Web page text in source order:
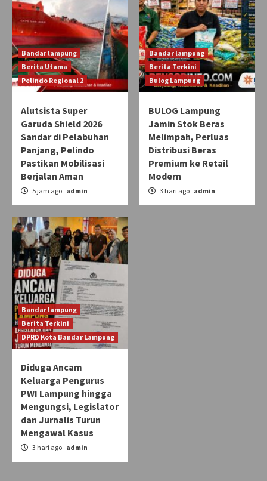
Bandar lampung
Berita Utama
Pelindo Regional 2
Alutsista Super
Garuda Shield 2026
Sandar di Pelabuhan
Panjang, Pelindo
Pastikan Mobilisasi
Berjalan Aman
5 jam ago admin
Bandar lampung
Berita Terkini
Bulog Lampung
BULOG Lampung
Jamin Stok Beras
Melimpah, Perluas
Distribusi Beras
Premium ke Retail
Modern
3 hari ago admin
Bandar lampung
Berita Terkini
DPRD Kota Bandar Lampung
Diduga Ancam
Keluarga Pengurus
PWI Lampung hingga
Mengungsi, Legislator
dan Jurnalis Turun
Mengawal Kasus
3 hari ago admin